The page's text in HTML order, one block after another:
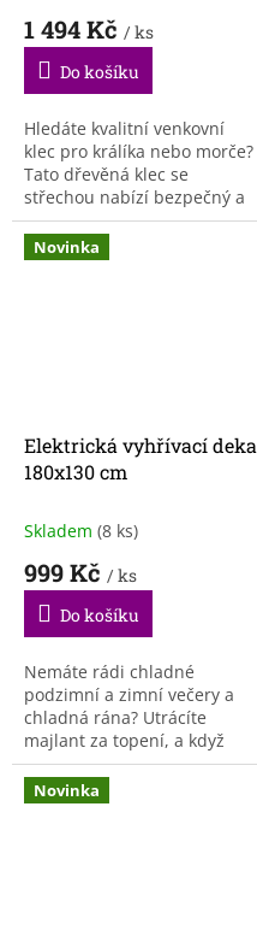
1 494 Kč / ks
Do košíku
Hledáte kvalitní venkovní
klec pro králíka nebo morče?
Tato dřevěná klec se
střechou nabízí bezpečný a
pohodlný prostor pro pobyt
venku. Pevná konstrukce,
kovové pletivo a...
Novinka
Elektrická vyhřívací deka
180x130 cm
Skladem (8 ks)
999 Kč / ks
Do košíku
Nemáte rádi chladné
podzimní a zimní večery a
chladná rána? Utrácíte
majlant za topení, a když
jdete spát, jdete spát v
oblečení, se zásobou
kapesníčků a mastí proti
Novinka